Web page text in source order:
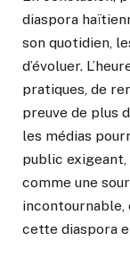
diaspora
son quotidien,
d’évoluer.
pratiques, de
preuve de plus
les médias
public
comme une
incontournable,
cette diaspora